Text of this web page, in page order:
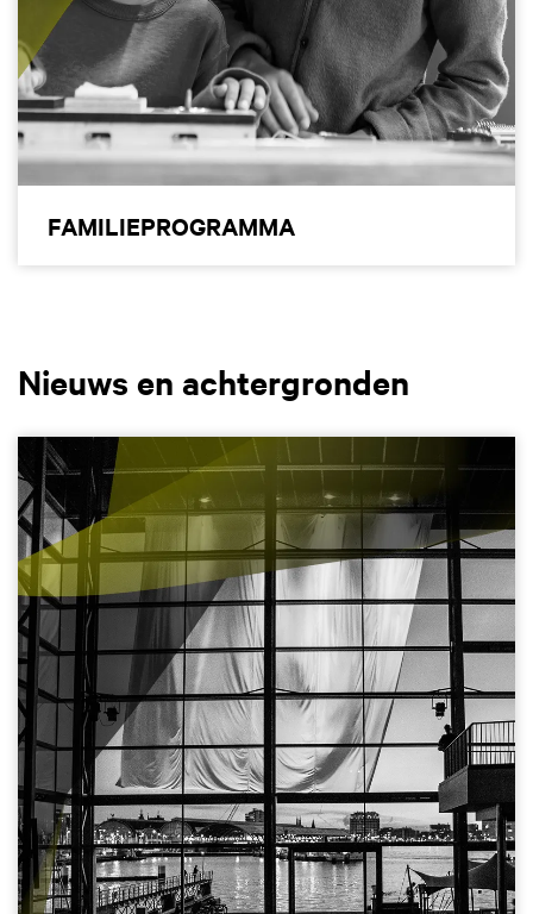
FAMILIEPROGRAMMA
Nieuws en achtergronden